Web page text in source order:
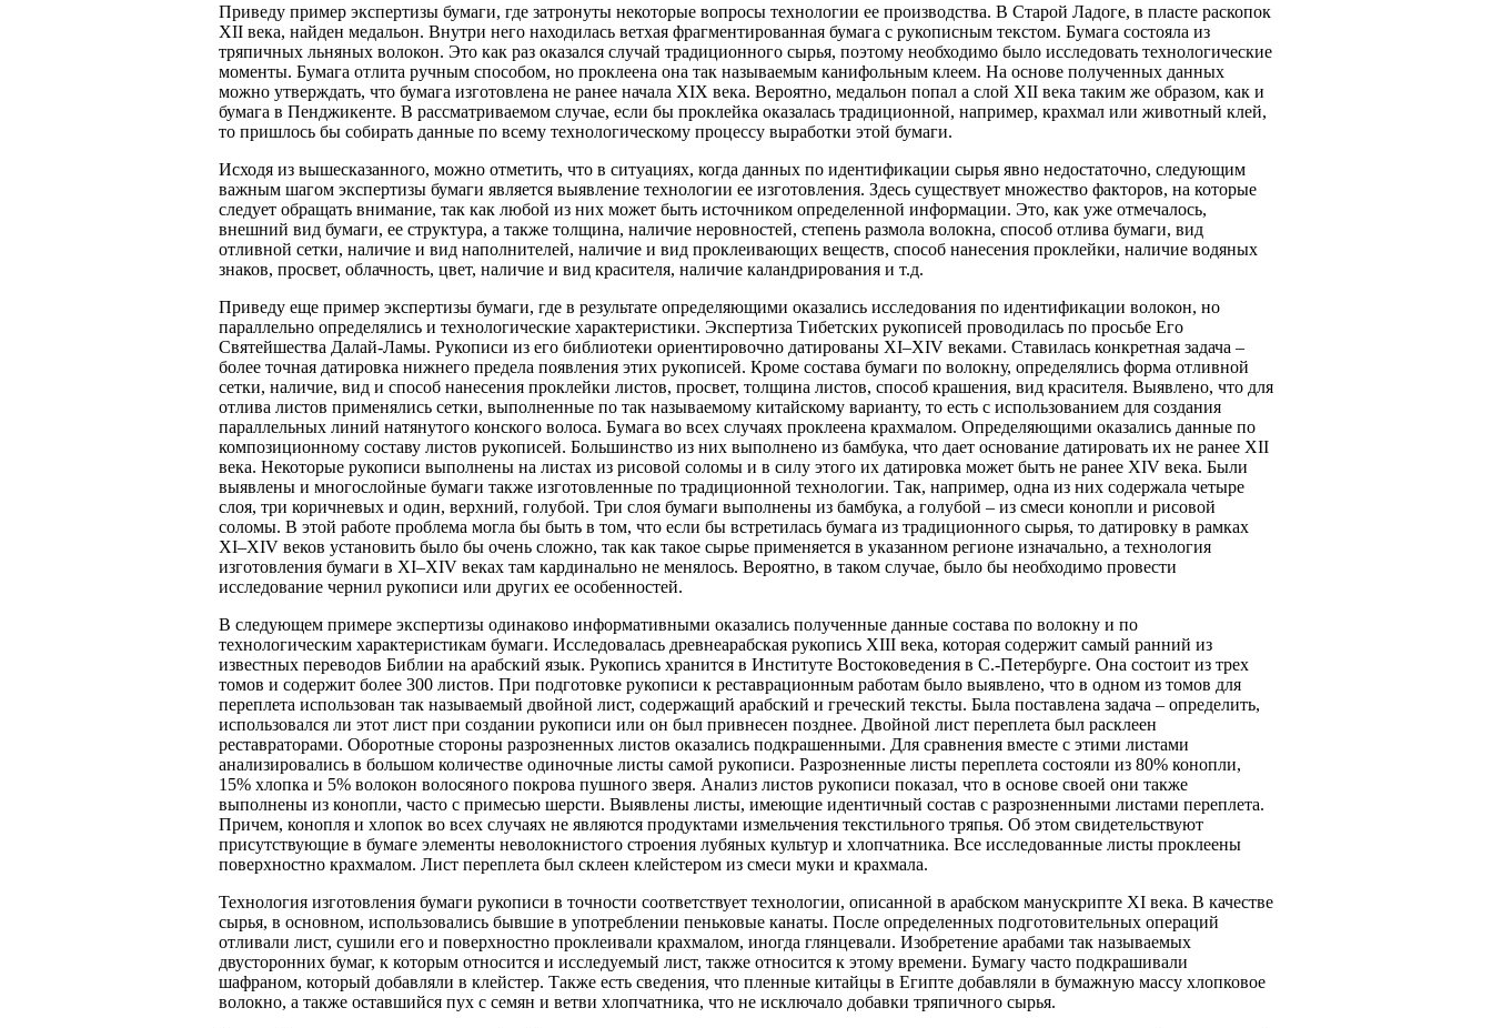
Приведу пример экспертизы бумаги, где затронуты некоторые вопросы технологии ее производства. В Старой Ладоге, в пласте раскопок
XII века, найден медальон. Внутри него находилась ветхая фрагментированная бумага с рукописным текстом. Бумага состояла из
тряпичных льняных волокон. Это как раз оказался случай традиционного сырья, поэтому необходимо было исследовать технологические
моменты. Бумага отлита ручным способом, но проклеена она так называемым канифольным клеем. На основе полученных данных
можно утверждать, что бумага изготовлена не ранее начала XIX века. Вероятно, медальон попал а слой XII века таким же образом, как и
бумага в Пенджикенте. В рассматриваемом случае, если бы проклейка оказалась традиционной, например, крахмал или животный клей,
то пришлось бы собирать данные по всему технологическому процессу выработки этой бумаги.
Исходя из вышесказанного, можно отметить, что в ситуациях, когда данных по идентификации сырья явно недостаточно, следующим
важным шагом экспертизы бумаги является выявление технологии ее изготовления. Здесь существует множество факторов, на которые
следует обращать внимание, так как любой из них может быть источником определенной информации. Это, как уже отмечалось,
внешний вид бумаги, ее структура, а также толщина, наличие неровностей, степень размола волокна, способ отлива бумаги, вид
отливной сетки, наличие и вид наполнителей, наличие и вид проклеивающих веществ, способ нанесения проклейки, наличие водяных
знаков, просвет, облачность, цвет, наличие и вид красителя, наличие каландрирования и т.д.
Приведу еще пример экспертизы бумаги, где в результате определяющими оказались исследования по идентификации волокон, но
параллельно определялись и технологические характеристики. Экспертиза Тибетских рукописей проводилась по просьбе Его
Святейшества Далай-Ламы. Рукописи из его библиотеки ориентировочно датированы XI–XIV веками. Ставилась конкретная задача –
более точная датировка нижнего предела появления этих рукописей. Кроме состава бумаги по волокну, определялись форма отливной
сетки, наличие, вид и способ нанесения проклейки листов, просвет, толщина листов, способ крашения, вид красителя. Выявлено, что для
отлива листов применялись сетки, выполненные по так называемому китайскому варианту, то есть с использованием для создания
параллельных линий натянутого конского волоса. Бумага во всех случаях проклеена крахмалом. Определяющими оказались данные по
композиционному составу листов рукописей. Большинство из них выполнено из бамбука, что дает основание датировать их не ранее XII
века. Некоторые рукописи выполнены на листах из рисовой соломы и в силу этого их датировка может быть не ранее XIV века. Были
выявлены и многослойные бумаги также изготовленные по традиционной технологии. Так, например, одна из них содержала четыре
слоя, три коричневых и один, верхний, голубой. Три слоя бумаги выполнены из бамбука, а голубой – из смеси конопли и рисовой
соломы. В этой работе проблема могла бы быть в том, что если бы встретилась бумага из традиционного сырья, то датировку в рамках
XI–XIV веков установить было бы очень сложно, так как такое сырье применяется в указанном регионе изначально, а технология
изготовления бумаги в XI–XIV веках там кардинально не менялось. Вероятно, в таком случае, было бы необходимо провести
исследование чернил рукописи или других ее особенностей.
В следующем примере экспертизы одинаково информативными оказались полученные данные состава по волокну и по
технологическим характеристикам бумаги. Исследовалась древнеарабская рукопись XIII века, которая содержит самый ранний из
известных переводов Библии на арабский язык. Рукопись хранится в Институте Востоковедения в С.-Петербурге. Она состоит из трех
томов и содержит более 300 листов. При подготовке рукописи к реставрационным работам было выявлено, что в одном из томов для
переплета использован так называемый двойной лист, содержащий арабский и греческий тексты. Была поставлена задача – определить,
использовался ли этот лист при создании рукописи или он был привнесен позднее. Двойной лист переплета был расклеен
реставраторами. Оборотные стороны разрозненных листов оказались подкрашенными. Для сравнения вместе с этими листами
анализировались в большом количестве одиночные листы самой рукописи. Разрозненные листы переплета состояли из 80% конопли,
15% хлопка и 5% волокон волосяного покрова пушного зверя. Анализ листов рукописи показал, что в основе своей они также
выполнены из конопли, часто с примесью шерсти. Выявлены листы, имеющие идентичный состав с разрозненными листами переплета.
Причем, конопля и хлопок во всех случаях не являются продуктами измельчения текстильного тряпья. Об этом свидетельствуют
присутствующие в бумаге элементы неволокнистого строения лубяных культур и хлопчатника. Все исследованные листы проклеены
поверхностно крахмалом. Лист переплета был склеен клейстером из смеси муки и крахмала.
Технология изготовления бумаги рукописи в точности соответствует технологии, описанной в арабском манускрипте XI века. В качестве
сырья, в основном, использовались бывшие в употреблении пеньковые канаты. После определенных подготовительных операций
отливали лист, сушили его и поверхностно проклеивали крахмалом, иногда глянцевали. Изобретение арабами так называемых
двусторонних бумаг, к которым относится и исследуемый лист, также относится к этому времени. Бумагу часто подкрашивали
шафраном, который добавляли в клейстер. Также есть сведения, что пленные китайцы в Египте добавляли в бумажную массу хлопковое
волокно, а также оставшийся пух с семян и ветви хлопчатника, что не исключало добавки тряпичного сырья.